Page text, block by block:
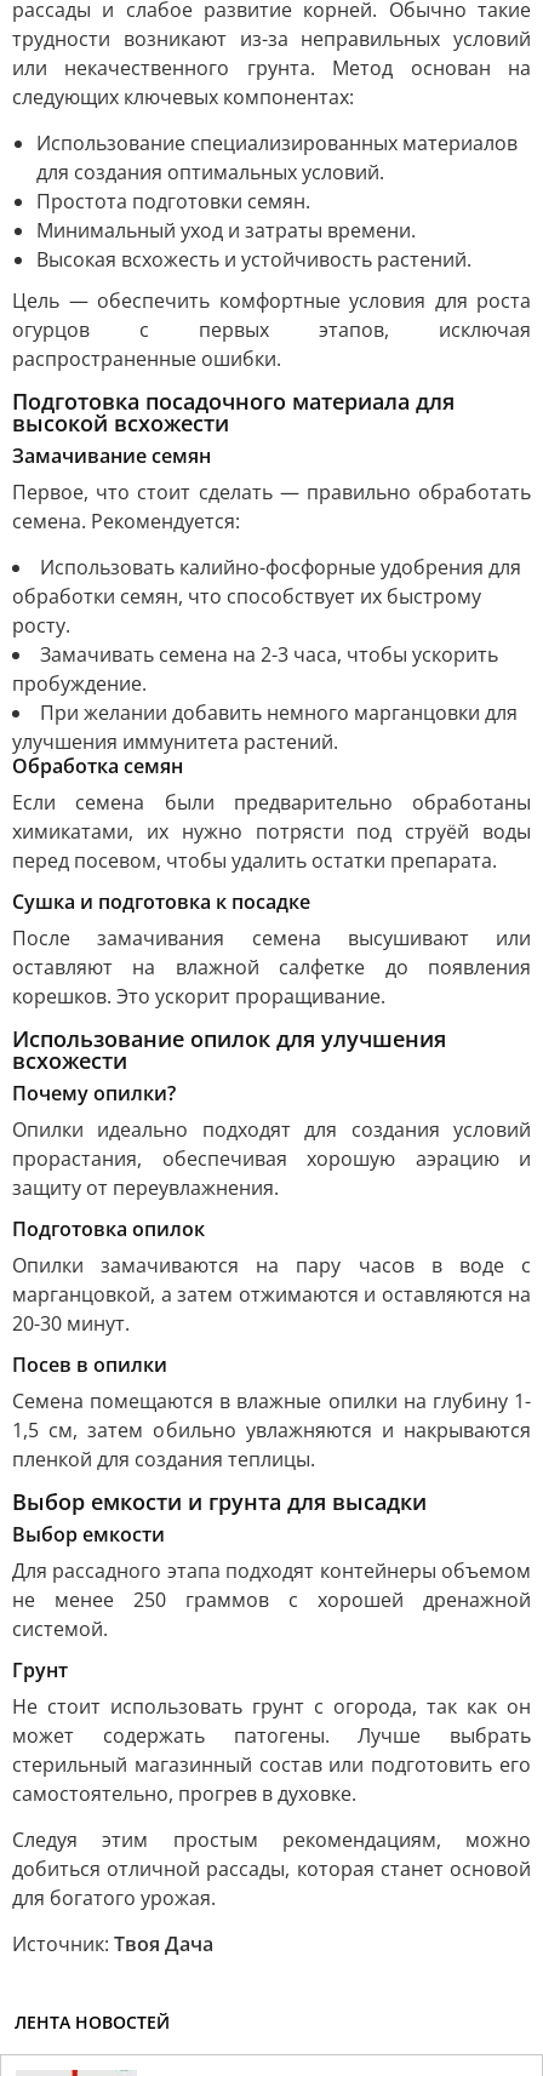
рассады и слабое развитие корней. Обычно такие
трудности возникают из-за неправильных условий
или некачественного грунта. Метод основан на
следующих ключевых компонентах:
Использование специализированных материалов
для создания оптимальных условий.
Простота подготовки семян.
Минимальный уход и затраты времени.
Высокая всхожесть и устойчивость растений.
Цель — обеспечить комфортные условия для роста
огурцов с первых этапов, исключая
распространенные ошибки.
Подготовка посадочного материала для
высокой всхожести
Замачивание семян
Первое, что стоит сделать — правильно обработать
семена. Рекомендуется:
Использовать калийно-фосфорные удобрения для
обработки семян, что способствует их быстрому
росту.
Замачивать семена на 2-3 часа, чтобы ускорить
пробуждение.
При желании добавить немного марганцовки для
улучшения иммунитета растений.
Обработка семян
Если семена были предварительно обработаны
химикатами, их нужно потрясти под струёй воды
перед посевом, чтобы удалить остатки препарата.
Сушка и подготовка к посадке
После замачивания семена высушивают или
оставляют на влажной салфетке до появления
корешков. Это ускорит проращивание.
Использование опилок для улучшения
всхожести
Почему опилки?
Опилки идеально подходят для создания условий
прорастания, обеспечивая хорошую аэрацию и
защиту от переувлажнения.
Подготовка опилок
Опилки замачиваются на пару часов в воде с
марганцовкой, а затем отжимаются и оставляются на
20-30 минут.
Посев в опилки
Семена помещаются в влажные опилки на глубину 1-
1,5 см, затем обильно увлажняются и накрываются
пленкой для создания теплицы.
Выбор емкости и грунта для высадки
Выбор емкости
Для рассадного этапа подходят контейнеры объемом
не менее 250 граммов с хорошей дренажной
системой.
Грунт
Не стоит использовать грунт с огорода, так как он
может содержать патогены. Лучше выбрать
стерильный магазинный состав или подготовить его
самостоятельно, прогрев в духовке.
Следуя этим простым рекомендациям, можно
добиться отличной рассады, которая станет основой
для богатого урожая.
Источник: Твоя Дача
ЛЕНТА НОВОСТЕЙ